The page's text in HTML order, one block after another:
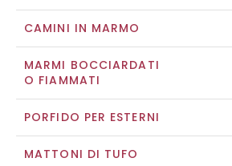
CAMINI IN MARMO
MARMI BOCCIARDATI
O FIAMMATI
PORFIDO PER ESTERNI
MATTONI DI TUFO